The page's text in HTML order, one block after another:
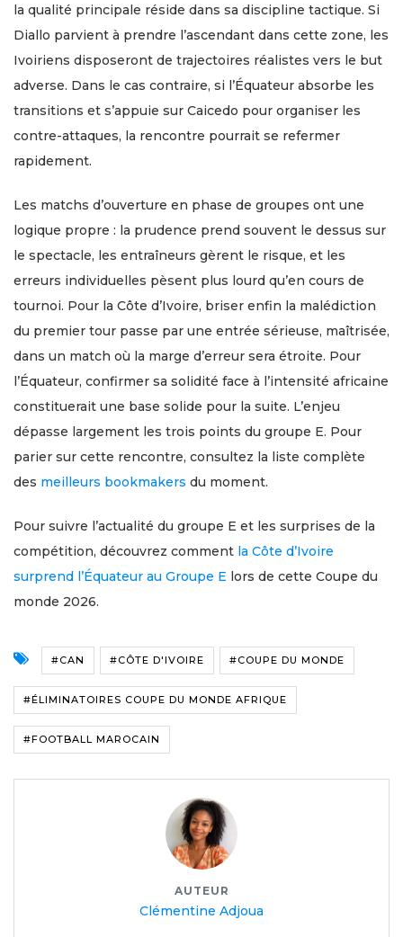
la qualité principale réside dans sa discipline tactique. Si
Diallo parvient à prendre l’ascendant dans cette zone, les
Ivoiriens disposeront de trajectoires réalistes vers le but
adverse. Dans le cas contraire, si l’Équateur absorbe les
transitions et s’appuie sur Caicedo pour organiser les
contre-attaques, la rencontre pourrait se refermer
rapidement.
Les matchs d’ouverture en phase de groupes ont une
logique propre : la prudence prend souvent le dessus sur
le spectacle, les entraîneurs gèrent le risque, et les
erreurs individuelles pèsent plus lourd qu’en cours de
tournoi. Pour la Côte d’Ivoire, briser enfin la malédiction
du premier tour passe par une entrée sérieuse, maîtrisée,
dans un match où la marge d’erreur sera étroite. Pour
l’Équateur, confirmer sa solidité face à l’intensité africaine
constituerait une base solide pour la suite. L’enjeu
dépasse largement les trois points du groupe E. Pour
parier sur cette rencontre, consultez la liste complète
des meilleurs bookmakers du moment.
Pour suivre l’actualité du groupe E et les surprises de la
compétition, découvrez comment la Côte d’Ivoire
surprend l’Équateur au Groupe E lors de cette Coupe du
monde 2026.
#CAN #CÔTE D'IVOIRE #COUPE DU MONDE
#ÉLIMINATOIRES COUPE DU MONDE AFRIQUE
#FOOTBALL MAROCAIN
AUTEUR
Clémentine Adjoua